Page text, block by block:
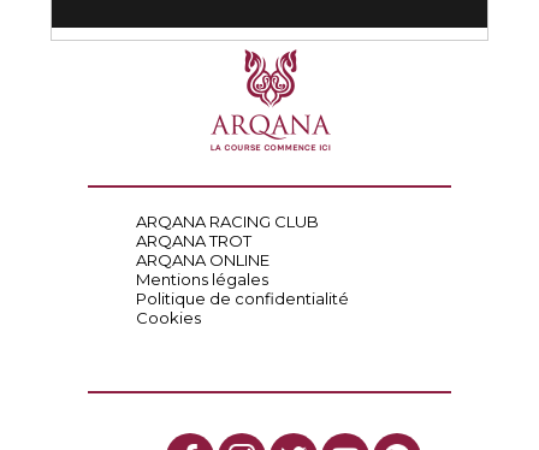
ARQANA RACING CLUB
ARQANA TROT
ARQANA ONLINE
Mentions légales
Politique de confidentialité
Cookies